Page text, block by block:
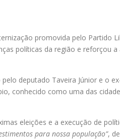
promovida pelo Partido
políticas da região e reforçou a
deputado Taveira Júnior e o
conhecido como uma das
eleições e a execução de
para nossa população”,